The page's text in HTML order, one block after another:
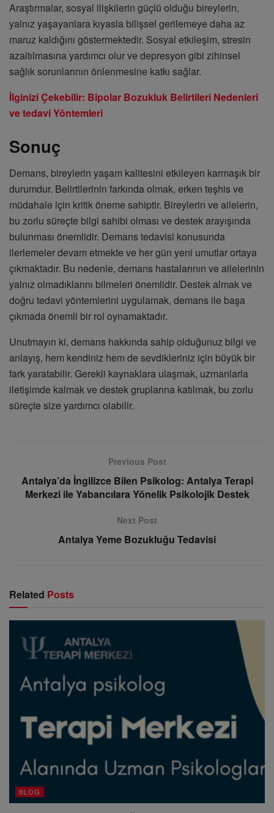
Araştırmalar, sosyal ilişkilerin güçlü olduğu bireylerin,
yalnız yaşayanlara kıyasla bilişsel gerilemeye daha az
maruz kaldığını göstermektedir. Sosyal etkileşim, stresin
azaltılmasına yardımcı olur ve depresyon gibi zihinsel
sağlık sorunlarının önlenmesine katkı sağlar.
İlginizi Çekebilir: Bipolar Bozukluk Belirtileri Nedenleri
ve tedavi Yöntemleri
Sonuç
Demans, bireylerin yaşam kalitesini etkileyen karmaşık bir
durumdur. Belirtilerinin farkında olmak, erken teşhis ve
müdahale için kritik öneme sahiptir. Bireylerin ve ailelerin,
bu zorlu süreçte bilgi sahibi olması ve destek arayışında
bulunması önemlidir. Demans tedavisi konusunda
ilerlemeler devam etmekte ve her gün yeni umutlar ortaya
çıkmaktadır. Bu nedenle, demans hastalarının ve ailelerinin
yalnız olmadıklarını bilmeleri önemlidir. Destek almak ve
doğru tedavi yöntemlerini uygulamak, demans ile başa
çıkmada önemli bir rol oynamaktadır.
Unutmayın ki, demans hakkında sahip olduğunuz bilgi ve
anlayış, hem kendiniz hem de sevdikleriniz için büyük bir
fark yaratabilir. Gerekli kaynaklara ulaşmak, uzmanlarla
iletişimde kalmak ve destek gruplarına katılmak, bu zorlu
süreçte size yardımcı olabilir.
Previous Post
Antalya’da İngilizce Bilen Psikolog: Antalya Terapi
Merkezi ile Yabancılara Yönelik Psikolojik Destek
Next Post
Antalya Yeme Bozukluğu Tedavisi
Related Posts
BLOG